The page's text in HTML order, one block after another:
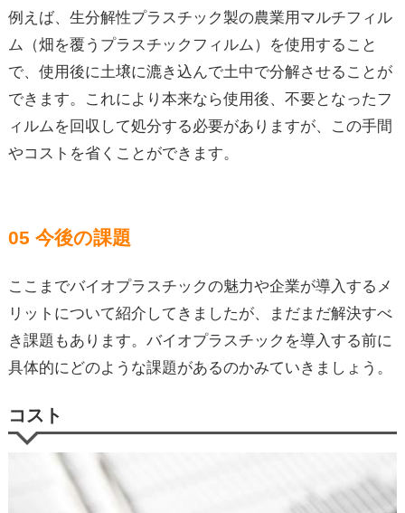
例えば、生分解性プラスチック製の農業用マルチフィル
ム（畑を覆うプラスチックフィルム）を使用すること
で、使用後に土壌に漉き込んで土中で分解させることが
できます。これにより本来なら使用後、不要となったフ
ィルムを回収して処分する必要がありますが、この手間
やコストを省くことができます。
05 今後の課題
ここまでバイオプラスチックの魅力や企業が導入するメ
リットについて紹介してきましたが、まだまだ解決すべ
き課題もあります。バイオプラスチックを導入する前に
具体的にどのような課題があるのかみていきましょう。
コスト